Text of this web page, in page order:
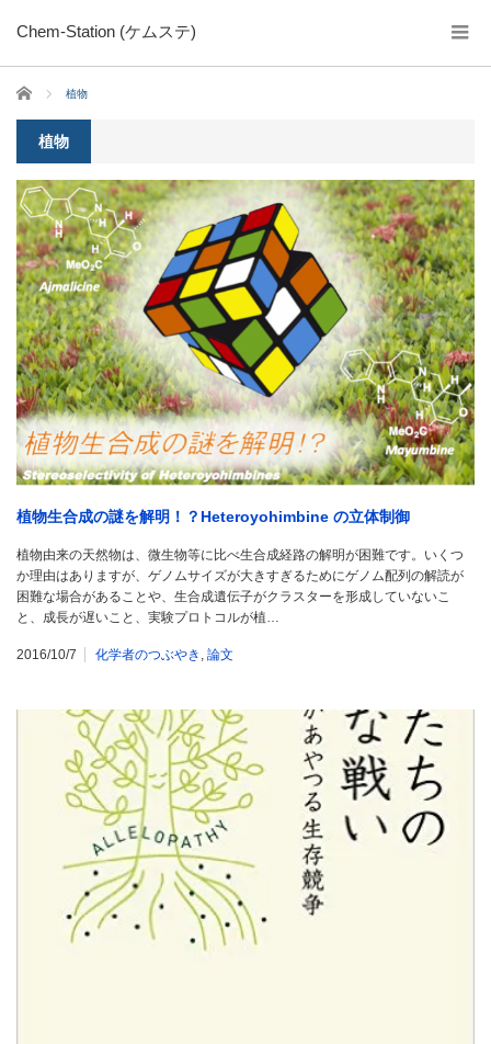
Chem-Station (ケムステ)
ホーム 植物
植物
植物生合成の謎を解明！？Heteroyohimbine の立体制御
植物由来の天然物は、微生物等に比べ生合成経路の解明が困難です。いくつ
か理由はありますが、ゲノムサイズが大きすぎるためにゲノム配列の解読が
困難な場合があることや、生合成遺伝子がクラスターを形成していないこ
と、成長が遅いこと、実験プロトコルが植…
2016/10/7 化学者のつぶやき , 論文